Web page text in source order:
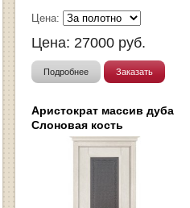
Цена:
Цена: 27000 руб.
Подробнее Заказать
Аристократ массив дуба
Слоновая кость